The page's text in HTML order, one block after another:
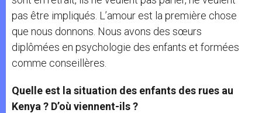
pas être impliqués. L’amour est la première chose
que nous donnons. Nous avons des sœurs
diplômées en psychologie des enfants et formées
comme conseillères.
Quelle est la situation des enfants des rues au
Kenya ? D’où viennent-ils ?